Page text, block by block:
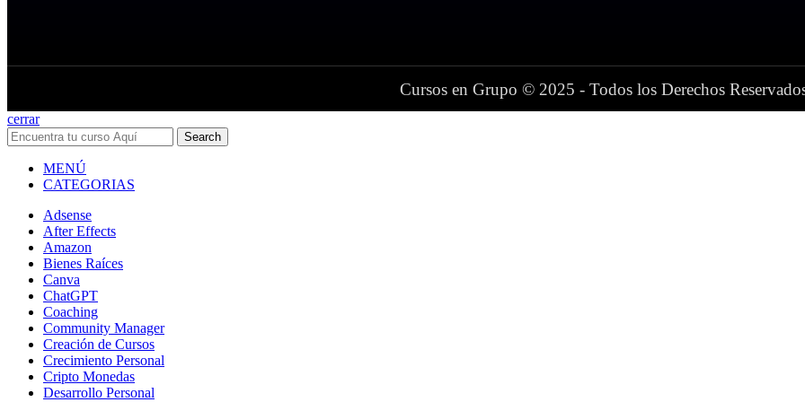
Cursos en Grupo © 2025 - Todos los Derechos
cerrar
Search
MENÚ
CATEGORIAS
Adsense
After Effects
Amazon
Bienes Raíces
Canva
ChatGPT
Coaching
Community Manager
Creación de Cursos
Crecimiento Personal
Cripto Monedas
Desarrollo Personal